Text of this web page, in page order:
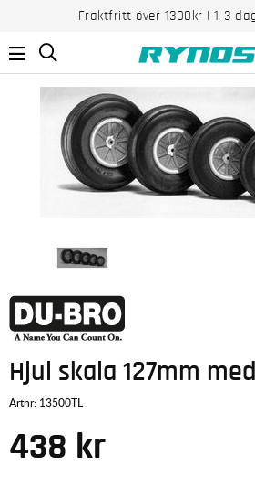
Fraktfritt över 1300kr | 1-3
Hjul skala 127mm
Artnr: 13500TL
438 kr